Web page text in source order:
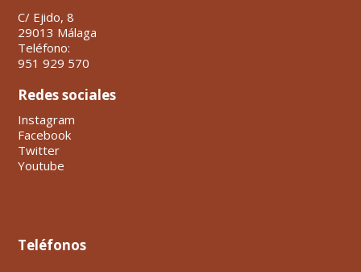
C/ Ejido, 8
29013 Málaga
Teléfono:
951 929 570
Redes sociales
Instagram
Facebook
Twitter
Youtube
Teléfonos